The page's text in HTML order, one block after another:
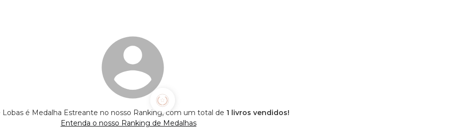
Lobas é Medalha Estreante no nosso Ranking, com um total de 1 livros vendidos!
Entenda o nosso Ranking de Medalhas